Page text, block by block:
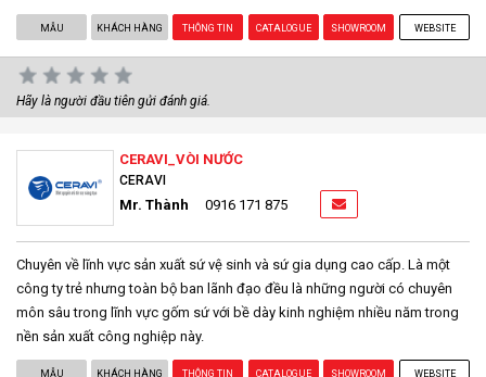
MẪU KHÁCH HÀNG THÔNG TIN CATALOGUE SHOWROOM WEBSITE
Hãy là người đầu tiên gửi đánh giá.
CERAVI_VÒI NƯỚC
CERAVI
Mr. Thành 0916 171 875
Chuyên về lĩnh vực sản xuất sứ vệ sinh và sứ gia dụng cao cấp. Là một
công ty trẻ nhưng toàn bộ ban lãnh đạo đều là những người có chuyên
môn sâu trong lĩnh vực gốm sứ với bề dày kinh nghiệm nhiều năm trong
nền sản xuất công nghiệp này.
MẪU KHÁCH HÀNG THÔNG TIN CATALOGUE SHOWROOM WEBSITE